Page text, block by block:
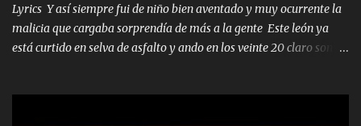
Lyrics Y así siempre fui de niño bien aventado y muy ocurrente la
malicia que cargaba sorprendía de más a la gente Este león ya
está curtido en selva de asfalto y ando en los veinte 20 claro son